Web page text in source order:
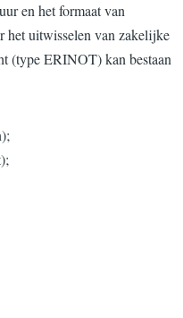
en het formaat van
uitwisselen van zakelijke
(type ERINOT) kan bestaan